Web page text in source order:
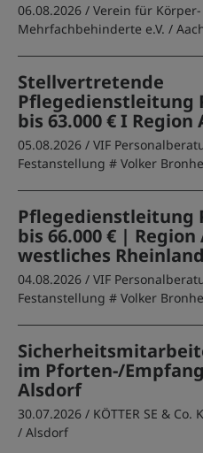
06.08.2026 / Verein für
Mehrfachbehinderte e.V. /
Stellvertretende
Pflegedienstleitung
bis 63.000 € I Region
05.08.2026 / VIF
Festanstellung # Volker
Pflegedienstleitung
bis 66.000 € |
westliches Rheinland
04.08.2026 / VIF
Festanstellung # Volker
im Pforten-/
Alsdorf
30.07.2026 / KÖTTER SE &
/ Alsdorf